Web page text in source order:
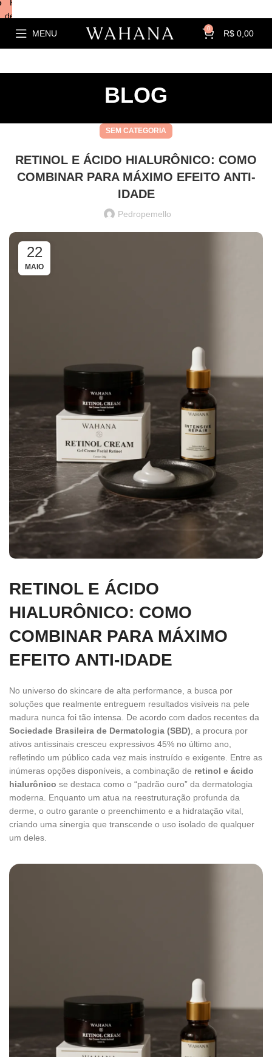
MENU 0 R$ 0,00
BLOG
SEM CATEGORIA
RETINOL E ÁCIDO HIALURÔNICO: COMO
COMBINAR PARA MÁXIMO EFEITO ANTI-
IDADE
Pedropemello
22
MAIO
RETINOL E ÁCIDO
HIALURÔNICO: COMO
COMBINAR PARA MÁXIMO
EFEITO ANTI-IDADE
No universo do skincare de alta performance, a busca por
soluções que realmente entreguem resultados visíveis na pele
madura nunca foi tão intensa. De acordo com dados recentes da
Sociedade Brasileira de Dermatologia (SBD), a procura por
ativos antissinais cresceu expressivos 45% no último ano,
refletindo um público cada vez mais instruído e exigente. Entre as
inúmeras opções disponíveis, a combinação de retinol e ácido
hialurônico se destaca como o “padrão ouro” da dermatologia
moderna. Enquanto um atua na reestruturação profunda da
derme, o outro garante o preenchimento e a hidratação vital,
criando uma sinergia que transcende o uso isolado de qualquer
um deles.
Kits com
descontos!